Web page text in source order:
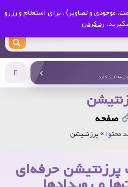
موجودی و تصاویر) . برای استعلام و رزرو
رد کردن
کلیک کنید
صفحه
محتوا »پرزنتیشن
حرفه‌ای
و رویدادها